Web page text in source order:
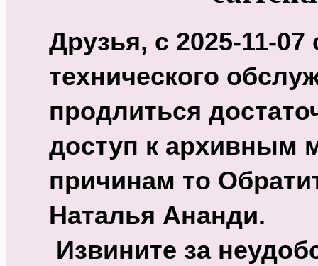
Друзья, с 2025-11-
технического
продлиться
доступ к архивным
причинам то
Наталья Ананди.
Извините за